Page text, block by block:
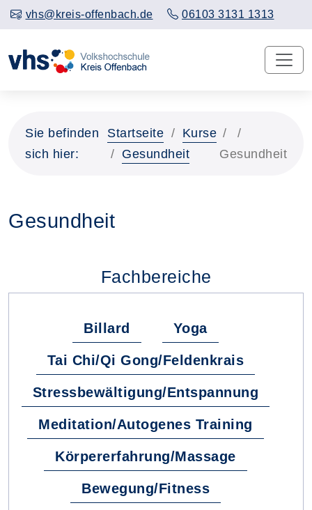
vhs@kreis-offenbach.de 06103 3131 1313
Sie befinden
sich hier:
Startseite
Kurse
Gesundheit
Gesundheit
Gesundheit
Fachbereiche
Billard Yoga
Tai Chi/Qi Gong/Feldenkrais
Stressbewältigung/Entspannung
Meditation/Autogenes Training
Körpererfahrung/Massage
Bewegung/Fitness